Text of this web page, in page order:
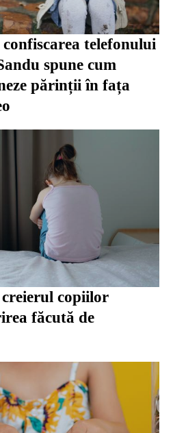
confiscarea telefonului
spune cum
părinții în fața
copiilor
făcută de